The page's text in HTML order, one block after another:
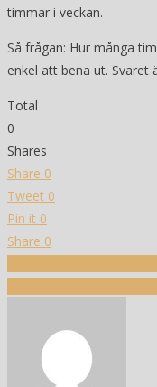
timmar i veckan.
Så frågan: Hur många
enkel att bena ut. Svaret
Total
0
Shares
Share 0
Tweet 0
Pin it 0
Share 0